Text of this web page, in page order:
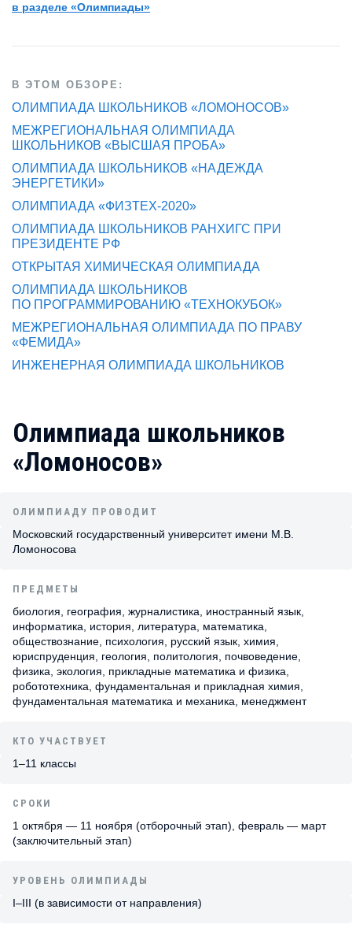
в разделе «Олимпиады»
В ЭТОМ ОБЗОРЕ:
ОЛИМПИАДА ШКОЛЬНИКОВ «ЛОМОНОСОВ»
МЕЖРЕГИОНАЛЬНАЯ ОЛИМПИАДА
ШКОЛЬНИКОВ «ВЫСШАЯ ПРОБА»
ОЛИМПИАДА ШКОЛЬНИКОВ «НАДЕЖДА
ЭНЕРГЕТИКИ»
ОЛИМПИАДА «ФИЗТЕХ-2020»
ОЛИМПИАДА ШКОЛЬНИКОВ РАНХИГС ПРИ
ПРЕЗИДЕНТЕ РФ
ОТКРЫТАЯ ХИМИЧЕСКАЯ ОЛИМПИАДА
ОЛИМПИАДА ШКОЛЬНИКОВ
ПО ПРОГРАММИРОВАНИЮ «ТЕХНОКУБОК»
МЕЖРЕГИОНАЛЬНАЯ ОЛИМПИАДА ПО ПРАВУ
«ФЕМИДА»
ИНЖЕНЕРНАЯ ОЛИМПИАДА ШКОЛЬНИКОВ
Олимпиада школьников
«Ломоносов»
ОЛИМПИАДУ ПРОВОДИТ
Московский государственный университет имени М.В.
Ломоносова
ПРЕДМЕТЫ
биология, география, журналистика, иностранный язык,
информатика, история, литература, математика,
обществознание, психология, русский язык, химия,
юриспруденция, геология, политология, почвоведение,
физика, экология, прикладные математика и физика,
робототехника, фундаментальная и прикладная химия,
фундаментальная математика и механика, менеджмент
КТО УЧАСТВУЕТ
1–11 классы
СРОКИ
1 октября — 11 ноября (отборочный этап), февраль — март
(заключительный этап)
УРОВЕНЬ ОЛИМПИАДЫ
I–III (в зависимости от направления)